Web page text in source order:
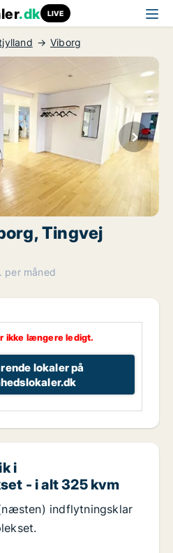
.dk LIVE
Viborg
Tingvej
per måned
ikke længere ledigt.
lokaler på
i
- i alt 325 kvm
indflytningsklar